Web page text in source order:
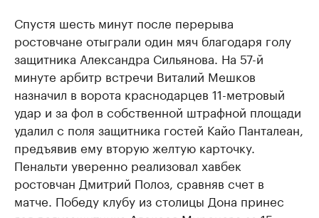
Спустя шесть минут после перерыва
ростовчане отыграли один мяч благодаря голу
защитника Александра Сильянова. На 57-й
минуте арбитр встречи Виталий Мешков
назначил в ворота краснодарцев 11-метровый
удар и за фол в собственной штрафной площади
удалил с поля защитника гостей Кайо Панталеан,
предъявив ему вторую желтую карточку.
Пенальти уверенно реализовал хавбек
ростовчан Дмитрий Полоз, сравняв счет в
матче. Победу клубу из столицы Дона принес